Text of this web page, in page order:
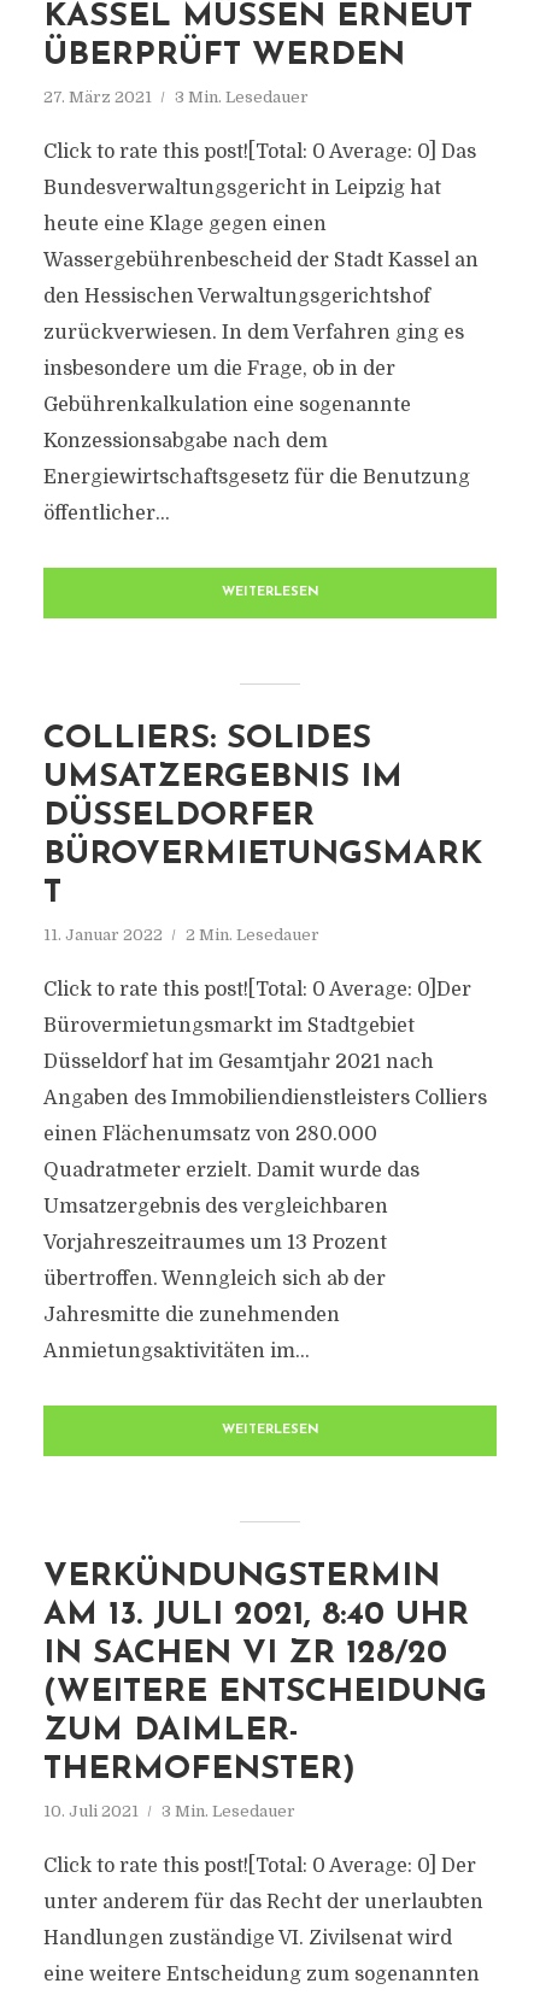
KASSEL MÜSSEN ERNEUT
ÜBERPRÜFT WERDEN
27. März 2021 3 Min. Lesedauer
Click to rate this post![Total: 0 Average: 0] Das
Bundesverwaltungsgericht in Leipzig hat
heute eine Klage gegen einen
Wassergebührenbescheid der Stadt Kassel an
den Hessischen Verwaltungsgerichtshof
zurückverwiesen. In dem Verfahren ging es
insbesondere um die Frage, ob in der
Gebührenkalkulation eine sogenannte
Konzessionsabgabe nach dem
Energiewirtschaftsgesetz für die Benutzung
öffentlicher...
WEITERLESEN
COLLIERS: SOLIDES
UMSATZERGEBNIS IM
DÜSSELDORFER
BÜROVERMIETUNGSMARK
T
11. Januar 2022 2 Min. Lesedauer
Click to rate this post![Total: 0 Average: 0]Der
Bürovermietungsmarkt im Stadtgebiet
Düsseldorf hat im Gesamtjahr 2021 nach
Angaben des Immobiliendienstleisters Colliers
einen Flächenumsatz von 280.000
Quadratmeter erzielt. Damit wurde das
Umsatzergebnis des vergleichbaren
Vorjahreszeitraumes um 13 Prozent
übertroffen. Wenngleich sich ab der
Jahresmitte die zunehmenden
Anmietungsaktivitäten im...
WEITERLESEN
VERKÜNDUNGSTERMIN
AM 13. JULI 2021, 8:40 UHR
IN SACHEN VI ZR 128/20
(WEITERE ENTSCHEIDUNG
ZUM DAIMLER-
THERMOFENSTER)
10. Juli 2021 3 Min. Lesedauer
Click to rate this post![Total: 0 Average: 0] Der
unter anderem für das Recht der unerlaubten
Handlungen zuständige VI. Zivilsenat wird
eine weitere Entscheidung zum sogenannten